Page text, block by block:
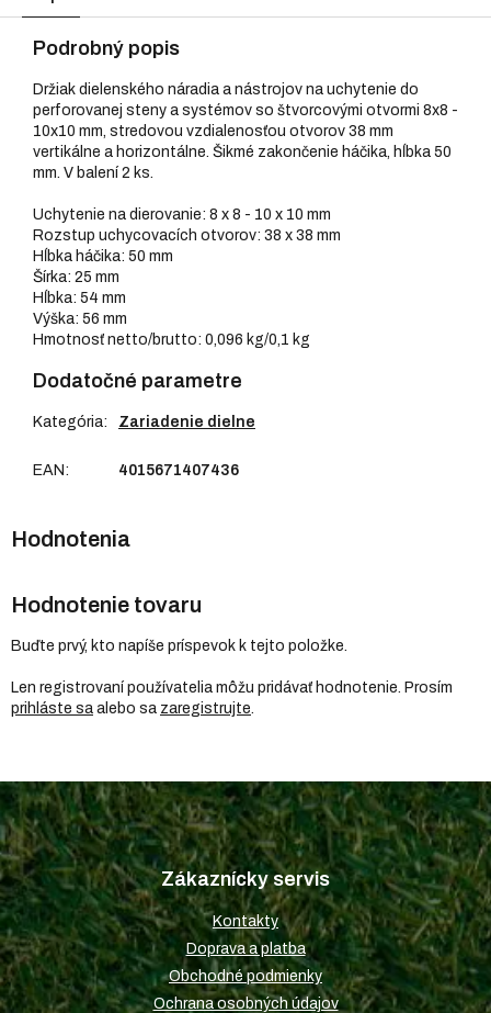
Podrobný popis
Držiak dielenského náradia a nástrojov na uchytenie do
perforovanej steny a systémov so štvorcovými otvormi 8x8 -
10x10 mm, stredovou vzdialenosťou otvorov 38 mm
vertikálne a horizontálne. Šikmé zakončenie háčika, hĺbka 50
mm. V balení 2 ks.
Uchytenie na dierovanie: 8 x 8 - 10 x 10 mm
Rozstup uchycovacích otvorov: 38 x 38 mm
Hĺbka háčika: 50 mm
Šírka: 25 mm
Hĺbka: 54 mm
Výška: 56 mm
Hmotnosť netto/brutto: 0,096 kg/0,1 kg
Dodatočné parametre
Kategória: Zariadenie dielne
EAN : 4015671407436
Hodnotenie tovaru
Buďte prvý, kto napíše príspevok k tejto položke.
Len registrovaní používatelia môžu pridávať hodnotenie. Prosím
prihláste sa alebo sa zaregistrujte
Z
á
p
ä
t
i
e
Zákaznícky servis
Kontakty
Doprava a platba
Obchodné podmienky
Ochrana osobných údajov